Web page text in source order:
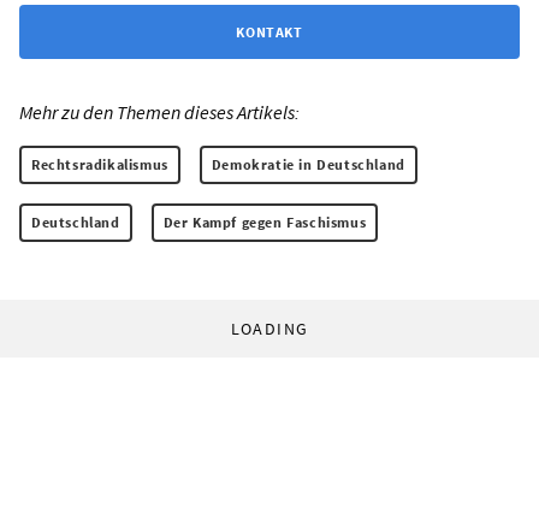
KONTAKT
Mehr zu den Themen dieses Artikels:
Rechtsradikalismus Demokratie in Deutschland
Deutschland Der Kampf gegen Faschismus
LOADING